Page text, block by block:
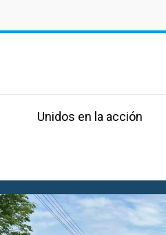
Unidos en la acción